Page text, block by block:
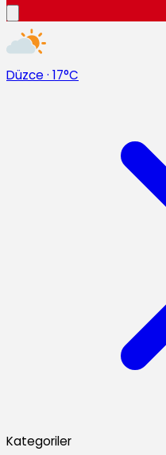
Düzce · 17°C
Kategoriler